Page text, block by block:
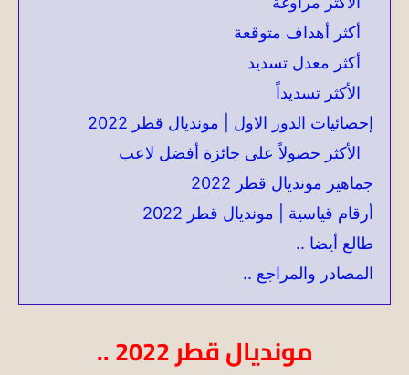
أكثر أهداف متوقعة
أكثر معدل تسديد
الأكثر تسديداً
إحصائيات الدور الاول | مونديال قطر 2022
الأكثر حصولاً على جائزة أفضل لاعب
جماهير مونديال قطر 2022
أرقام قياسية | مونديال قطر 2022
طالع أيضا ..
المصادر والمراجع ..
مونديال قطر 2022 ..